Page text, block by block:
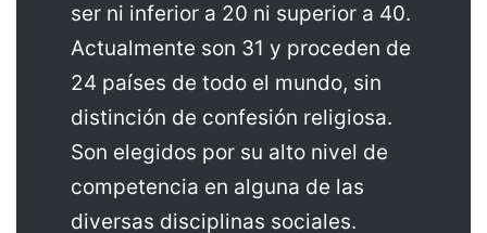
ser ni inferior a 20 ni superior a 40.
Actualmente son 31 y proceden de
24 países de todo el mundo, sin
distinción de confesión religiosa.
Son elegidos por su alto nivel de
competencia en alguna de las
diversas disciplinas sociales.